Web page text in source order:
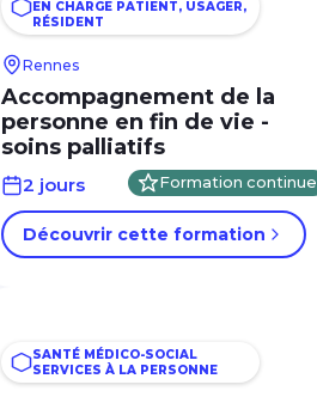
EN CHARGE PATIENT, USAGER,
RÉSIDENT
Rennes
Accompagnement de la
personne en fin de vie -
soins palliatifs
2 jours Formation continue
Découvrir cette formation
SANTÉ MÉDICO-SOCIAL
SERVICES À LA PERSONNE